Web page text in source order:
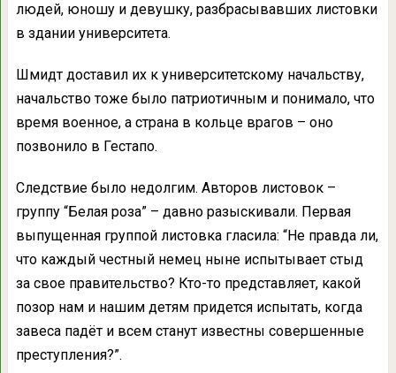
людей, юношу и девушку, разбрасывавших листовки
в здании университета.
Шмидт доставил их к университетскому начальству,
начальство тоже было патриотичным и понимало, что
время военное, а страна в кольце врагов – оно
позвонило в Гестапо.
Следствие было недолгим. Авторов листовок –
группу “Белая роза” – давно разыскивали. Первая
выпущенная группой листовка гласила: “Не правда ли,
что каждый честный немец ныне испытывает стыд
за свое правительство? Кто-то представляет, какой
позор нам и нашим детям придется испытать, когда
завеса падёт и всем станут известны совершенные
преступления?”.